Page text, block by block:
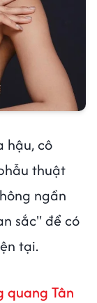
hậu, cô
thuật
ngần
sắc" để có
tại.
quang Tân